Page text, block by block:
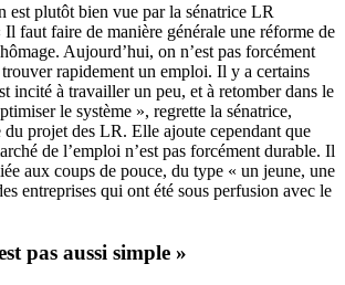
est plutôt bien vue par la sénatrice LR
faut faire de manière générale une réforme de
Aujourd’hui, on n’est pas forcément
rapidement un emploi. Il y a certains
incité à travailler un peu, et à retomber dans le
le système », regrette la sénatrice,
du projet des LR. Elle ajoute cependant que
de l’emploi n’est pas forcément durable. Il
aux coups de pouce, du type « un jeune, une
entreprises qui ont été sous perfusion avec le
pas aussi simple »